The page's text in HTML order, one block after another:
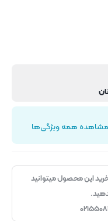
مشاهده همه ویژگی‌ها
این محصول میتوانید